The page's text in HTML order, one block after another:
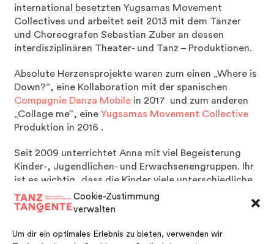
Cookie-Zustimmung
verwalten
Um dir ein optimales Erlebnis zu bieten, verwenden wir
international besetzten Yugsamas Movement
Collectives und arbeitet seit 2013 mit dem Tänzer
und Choreografen Sebastian Zuber an dessen
interdisziplinären Theater- und Tanz – Produktionen.
Absolute Herzensprojekte waren zum einen „Where is
Down?“, eine Kollaboration mit der spanischen
Compagnie Danza Mobile in 2017 und zum anderen
„Collage me“, eineYugsamas Movement Collective
Produktion in 2016 .
Seit 2009 unterrichtet Anna mit viel Begeisterung
Kinder-, Jugendlichen- und Erwachsenengruppen. Ihr
ist es wichtig, dass die Kinder viele unterschiedliche
Bewegungs-/Tanzimpulse und Musikstile erfahren,
eine Basis erlernen, auf die sie im Tanz, aber auch in